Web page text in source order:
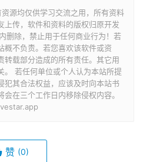
源均仅供学习交流之用，所有资料
上传，软件和资料的版权归原开发
删除，禁止用于任何商业行为！若
概不负责。若您喜欢该软件或资
转载部分造成的所有责任。其它用
。 若任何单位或个人认为本站所提
犯其合法权益，应该及时向本站书
在三个工作日内移除侵权内容。
赞 (0)